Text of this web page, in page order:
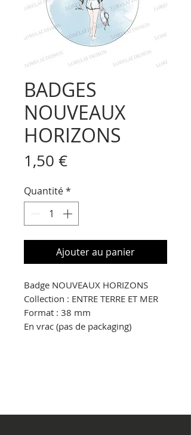
BADGES
NOUVEAUX
HORIZONS
1,50 €Prix
Quantité*
Ajouter au panier
Badge NOUVEAUX HORIZONS
Collection : ENTRE TERRE ET MER
Format : 38 mm
En vrac (pas de packaging)